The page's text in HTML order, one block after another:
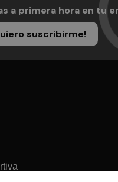
a primera hora en tu
suscribirme!